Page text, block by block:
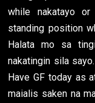
while nakatayo
standing position
Halata mo sa
nakatingin sila
Have GF today as
maialis saken na